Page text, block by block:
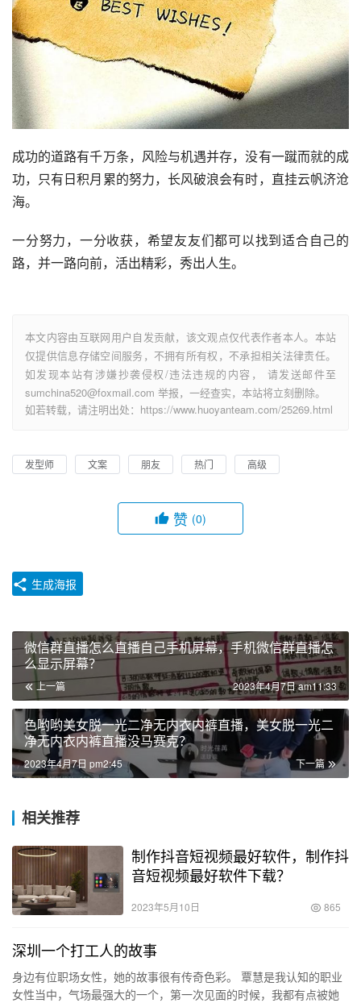
成功的道路有千万条，风险与机遇并存，没有一蹴而就的成
功，只有日积月累的努力，长风破浪会有时，直挂云帆济沧
海。
一分努力，一分收获，希望友友们都可以找到适合自己的
路，并一路向前，活出精彩，秀出人生。
本文内容由互联网用户自发贡献，该文观点仅代表作者本人。本站
仅提供信息存储空间服务，不拥有所有权，不承担相关法律责任。
如发现本站有涉嫌抄袭侵权/违法违规的内容， 请发送邮件至
sumchina520@foxmail.com 举报，一经查实，本站将立刻删除。
如若转载，请注明出处：https://www.huoyanteam.com/25269.html
发型师 文案 朋友 热门 高级
赞 (0)
生成海报
微信群直播怎么直播自己手机屏幕，手机微信群直播怎
么显示屏幕？
上一篇 2023年4月7日 am11:33
色哟哟美女脱一光二净无内衣内裤直播，美女脱一光二
净无内衣内裤直播没马赛克？
下一篇
2023年4月7日 pm2:45
相关推荐
制作抖音短视频最好软件，制作抖
音短视频最好软件下载？
2023年5月10日 865
深圳一个打工人的故事
身边有位职场女性，她的故事很有传奇色彩。 覃慧是我认知的职业
女性当中，气场最强大的一个，第一次见面的时候，我都有点被她